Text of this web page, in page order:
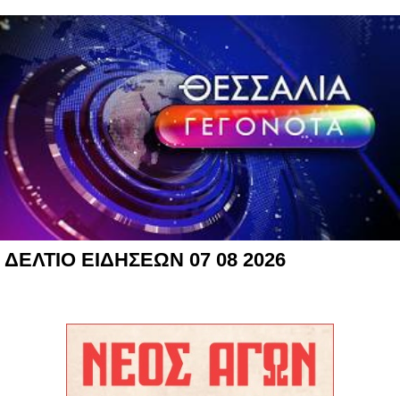
ΔΕΛΤΙΟ ΕΙΔΗΣΕΩΝ 07 08 2026